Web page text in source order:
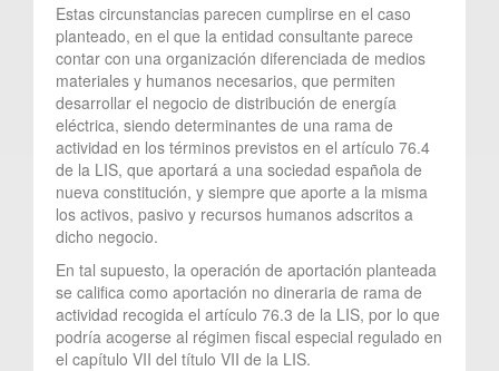
Estas circunstancias parecen cumplirse en el caso
planteado, en el que la entidad consultante parece
contar con una organización diferenciada de medios
materiales y humanos necesarios, que permiten
desarrollar el negocio de distribución de energía
eléctrica, siendo determinantes de una rama de
actividad en los términos previstos en el artículo 76.4
de la LIS, que aportará a una sociedad española de
nueva constitución, y siempre que aporte a la misma
los activos, pasivo y recursos humanos adscritos a
dicho negocio.
En tal supuesto, la operación de aportación planteada
se califica como aportación no dineraria de rama de
actividad recogida el artículo 76.3 de la LIS, por lo que
podría acogerse al régimen fiscal especial regulado en
el capítulo VII del título VII de la LIS.